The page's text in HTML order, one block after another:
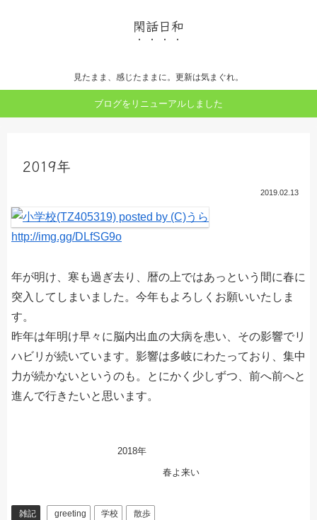
閑話日和
見たまま、感じたままに。更新は気まぐれ。
ブログをリニューアルしました
2019年
2019.02.13
http://img.gg/DLfSG9o
年が明け、寒も過ぎ去り、暦の上ではあっという間に春に
突入してしまいました。今年もよろしくお願いいたしま
す。
昨年は年明け早々に脳内出血の大病を患い、その影響でリ
ハビリが続いています。影響は多岐にわたっており、集中
力が続かないというのも。とにかく少しずつ、前へ前へと
進んで行きたいと思います。
2018年
春よ来い
雑記 greeting 学校 散歩